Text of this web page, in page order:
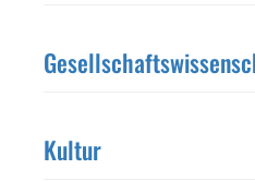
Kultur